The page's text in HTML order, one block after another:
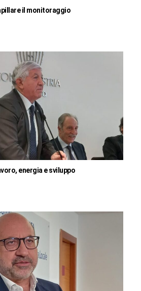
il monitoraggio
energia e sviluppo